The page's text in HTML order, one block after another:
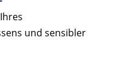
und sensibler